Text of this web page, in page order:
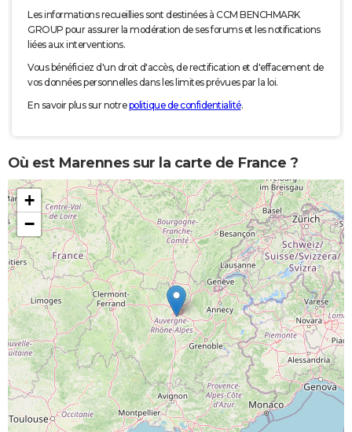
Les informations recueillies sont destinées à CCM BENCHMARK
GROUP pour assurer la modération de ses forums et les notifications
liées aux interventions.
Vous bénéficiez d'un droit d'accès, de rectification et d'effacement de
vos données personnelles dans les limites prévues par la loi.
En savoir plus sur notrepolitique de confidentialité.
Où est Marennes sur la carte de France ?
+
−